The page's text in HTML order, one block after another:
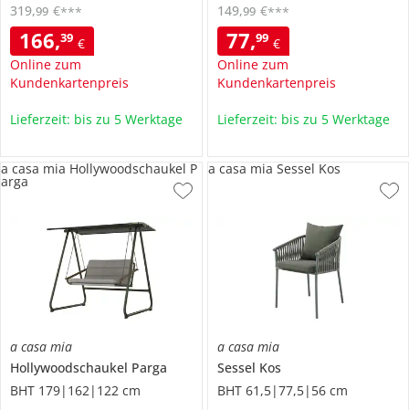
166,39 €
Online zum
Kundenkartenpreis
319,99 €***
Lieferzeit: bis zu 5 Werktage
77,99 €
Online zum
Kundenkartenpreis
149,99 €***
Lieferzeit: bis zu 5 Werktage
a casa mia
Hollywoodschaukel Parga
BHT 179|162|122 cm
a casa mia Hollywoodschaukel P
arga
a casa mia
Sessel Kos
BHT 61,5|77,5|56 cm
a casa mia Sessel Kos